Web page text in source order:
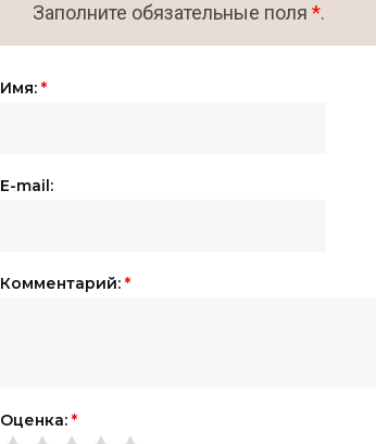
Заполните обязательные поля *.
Имя: *
E-mail:
Комментарий: *
Оценка: *